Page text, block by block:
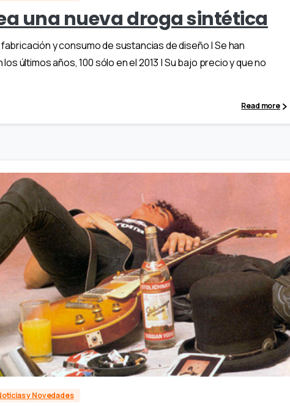
una nueva droga sintética
y consumo de sustancias de diseño | Se han
últimos años, 100 sólo en el 2013 | Su bajo precio y que no
Read more
y Novedades